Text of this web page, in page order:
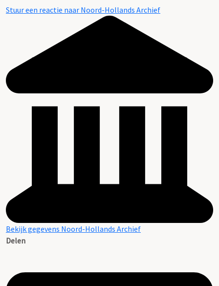
Stuur een reactie naar Noord-Hollands Archief
Bekijk gegevens Noord-Hollands Archief
Delen